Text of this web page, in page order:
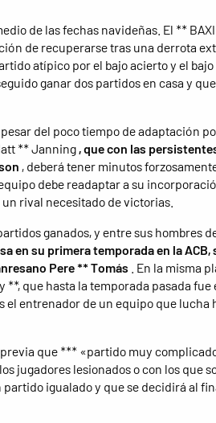
de las fechas navideñas. El **
de recuperarse tras una derrota
atípico por el bajo acierto y el
ganar dos partidos en casa y
del poco tiempo de adaptación
** Janning , que con las
, deberá tener minutos
debe readaptar a su
rival necesitado de victorias.
ganados, y entre sus hombres
en su primera temporada en la ACB,
Pere ** Tomás
. En la misma
que hasta la temporada pasada fue
el entrenador de un equipo que lucha
que *** «partido muy
jugadores lesionados o con los que
igualado y que se decidirá al